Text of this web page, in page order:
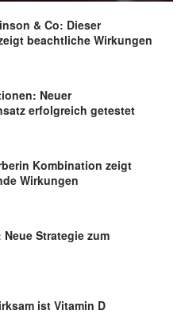
Receptor γ and
κB p65; in: American
(veröffentlicht
& Co: Dieser
beachtliche Wirkungen
Neuer
erfolgreich getestet
Kombination zeigt
Wirkungen
Strategie zum
ist Vitamin D